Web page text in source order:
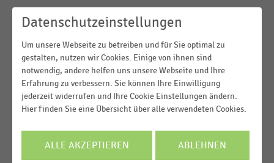
106Ergebnisse fürVermeidung
neuen Mitarbeiter:innen (2026)
Deutschsprachiger Einzelhandel
E-Commerce und Versandhandel
Elektrofachhandel
MEHR ANZEIGEN
2026
2024
2023
2022
Region
Deutschland
D-A-CH-Region
FILTER ZURÜCKSETZEN
Datenschutzeinstellungen
Um unsere Webseite zu betreiben und für Sie optimal zu
gestalten, nutzen wir Cookies. Einige von ihnen sind
notwendig, andere helfen uns unsere Webseite und Ihre
Erfahrung zu verbessern. Sie können Ihre Einwilligung
jederzeit widerrufen und Ihre Cookie Einstellungen ändern.
Hier finden Sie eine Übersicht über alle verwendeten Cookies.
ALLE AKZEPTIEREN ABLEHNEN